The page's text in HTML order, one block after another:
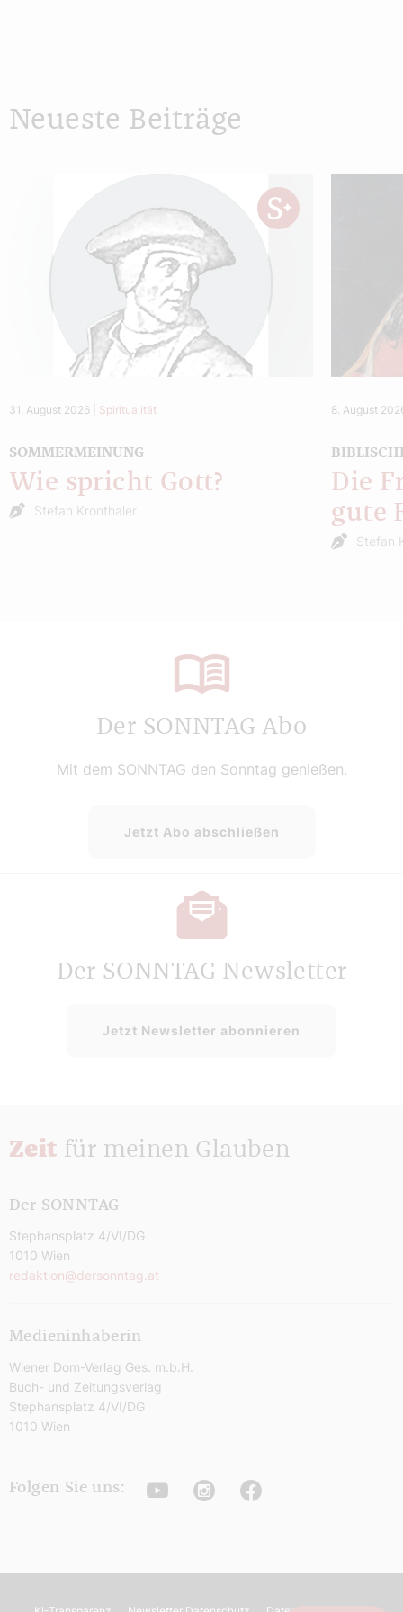
Neueste Beiträge
31. August 2026 Spiritualität
SOMMERMEINUNG
Wie spricht Gott?
Stefan Kronthaler
8. August
Die
gute
Stefan
Der SONNTAG Abo
Mit dem SONNTAG den Sonntag genießen.
Jetzt Abo abschließen
Der SONNTAG Newsletter
Jetzt Newsletter abonnieren
Zeit für meinen Glauben
Der SONNTAG
Stephansplatz 4/VI/DG
1010 Wien
redaktion@dersonntag.at
Medieninhaberin
Wiener Dom-Verlag Ges. m.b.H.
Buch- und Zeitungsverlag
Stephansplatz 4/VI/DG
1010 Wien
Folgen Sie uns: YoutubeInstagramFacebook